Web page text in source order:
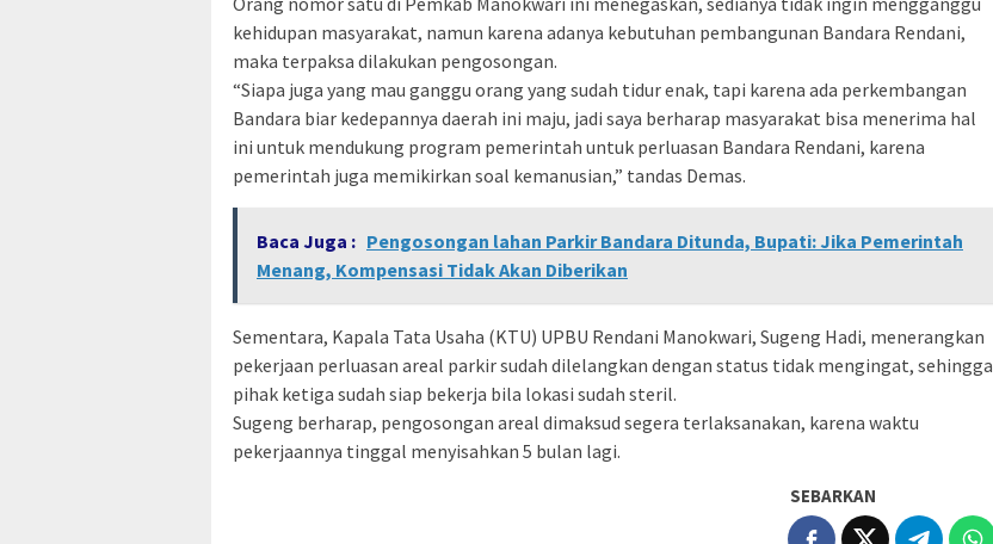
kehidupan masyarakat, namun karena adanya kebutuhan pembangunan Bandara Rendani,
maka terpaksa dilakukan pengosongan.
“Siapa juga yang mau ganggu orang yang sudah tidur enak, tapi karena ada perkembangan
Bandara biar kedepannya daerah ini maju, jadi saya berharap masyarakat bisa menerima hal
ini untuk mendukung program pemerintah untuk perluasan Bandara Rendani, karena
pemerintah juga memikirkan soal kemanusian,” tandas Demas.
Baca Juga : Pengosongan lahan Parkir Bandara Ditunda, Bupati: Jika Pemerintah
Menang, Kompensasi Tidak Akan Diberikan
Sementara, Kapala Tata Usaha (KTU) UPBU Rendani Manokwari, Sugeng Hadi, menerangkan
pekerjaan perluasan areal parkir sudah dilelangkan dengan status tidak mengingat, sehingga
pihak ketiga sudah siap bekerja bila lokasi sudah steril.
Sugeng berharap, pengosongan areal dimaksud segera terlaksanakan, karena waktu
pekerjaannya tinggal menyisahkan 5 bulan lagi.
SEBARKAN